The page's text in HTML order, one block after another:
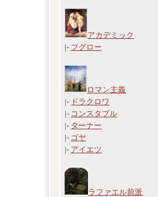
アカデミック
|- ブグロー
ロマン主義
|- ドラクロワ
|- コンスタブル
|- ターナー
|- ゴヤ
|- アイエツ
ラファエル前派